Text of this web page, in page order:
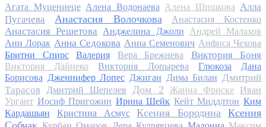
Агата Муцениеце Алена Водонаева Алена Шишкова Алла
Пугачева
Анастасия Волочкова Анастасия Костенко
Анастасия Решетова Анджелина Джоли
Андрей Малахов
Ани Лорак Анна Седокова Анна Семенович Анфиса Чехова
Бритни Спирс
Валерия Вера Брежнева Виктория Боня
Виктория Дайнеко Виктория Лопырева Глюкоза
Дана
Борисова Дженнифер Лопес Джиган Дима Билан Дмитрий
Тарасов
Дмитрий Шепелев Дом 2 Жанна Фриске
Иван
Ургант Иосиф Пригожин Ирина Шейк Кейт Миддлтон Ким
Кардашьян
Кристина Асмус Ксения Бородина
Ксения